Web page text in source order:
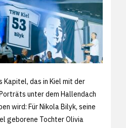
Kapitel, das in Kiel mit der
unter dem Hallendach
wird: Für Nikola Bilyk, seine
geborene Tochter Olivia